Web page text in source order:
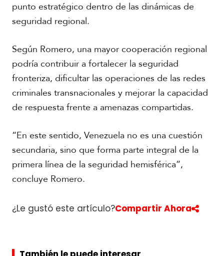
punto estratégico dentro de las dinámicas de
seguridad regional.
Según Romero, una mayor cooperación regional
podría contribuir a fortalecer la seguridad
fronteriza, dificultar las operaciones de las redes
criminales transnacionales y mejorar la capacidad
de respuesta frente a amenazas compartidas.
“En este sentido, Venezuela no es una cuestión
secundaria, sino que forma parte integral de la
primera línea de la seguridad hemisférica”,
concluye Romero.
¿Le gustó este artículo?Compartir Ahora